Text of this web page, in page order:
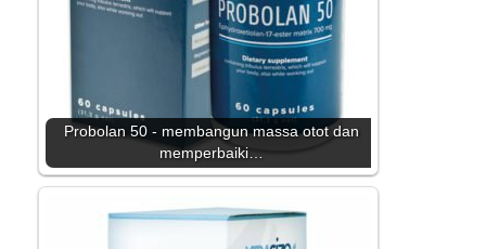
Probolan 50 - membangun massa otot dan
memperbaiki…